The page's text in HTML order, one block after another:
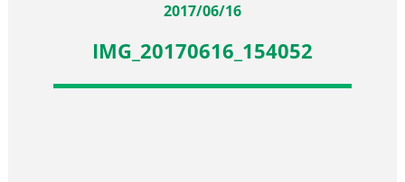
2017/06/16
IMG_20170616_154052